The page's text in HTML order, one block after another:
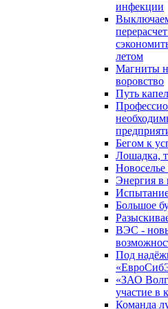
инфекции
летом
Магниты
воровство
Путь
Бегом к
Лошадка,
Новоселье
Энергия в
Большое
ВЭС -
Под
«ЗАО
участие в
Команда